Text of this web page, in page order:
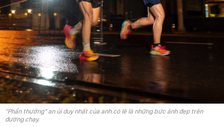
"Phần thưởng" an ủi duy nhất của anh có lẽ là những bức ảnh đẹp trên
đường chạy.